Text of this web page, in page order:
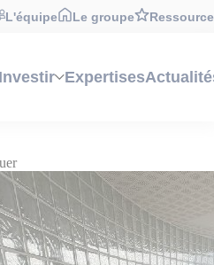
L'équipe Le groupe
Investir Expertises
et bien desservi.